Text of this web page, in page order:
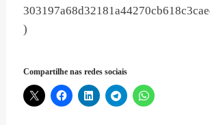
)
Compartilhe nas redes sociais